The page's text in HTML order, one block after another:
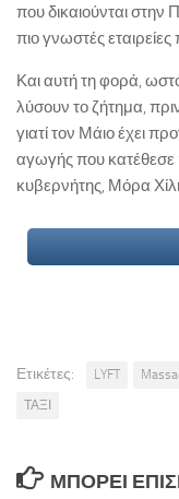
που δικαιούνται στην
πιο γνωστές
Και αυτή τη φορά,
λύσουν το ζήτημα,
γιατί τον Μάιο έχει
αγωγής που κατέθεσε
κυβερνήτης, Μόρα
Ετικέτες: LYFT
ΤΑΞΙ
ΜΠΟΡΕΊ